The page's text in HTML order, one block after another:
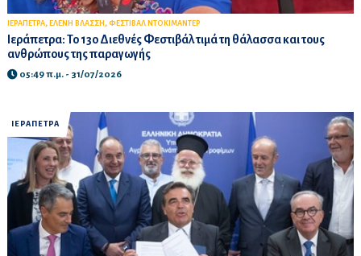
ΙΕΡΑΠΕΤΡΑ, ΕΛΕΝΗ ΒΛΑΣΣΗ , ΦΕΣΤΙΒΑΛ ΝΤΟΚΙΜΑΝΤΕΡ
Ιεράπετρα: Το 13ο Διεθνές Φεστιβάλ τιμά τη θάλασσα και τους
ανθρώπους της παραγωγής
05:49 π.μ. - 31/07/2026
ΙΕΡΑΠΕΤΡΑ